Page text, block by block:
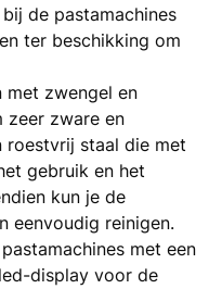
de pastamachines
ter beschikking om
met zwengel en
zeer zware en
roestvrij staal die met
gebruik en het
kun je de
eenvoudig reinigen.
met een
display voor de